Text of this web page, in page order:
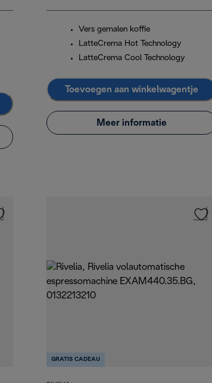
Vers gemalen koffie
LatteCrema Hot Technology
LatteCrema Cool Technology
Toevoegen aan winkelwagentje
Meer informatie
GRATIS CADEAU